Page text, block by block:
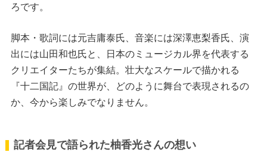
ろです。
脚本・歌詞には元吉庸泰氏、音楽には深澤恵梨香氏、演
出には山田和也氏と、日本のミュージカル界を代表する
クリエイターたちが集結。壮大なスケールで描かれる
『十二国記』の世界が、どのように舞台で表現されるの
か、今から楽しみでなりません。
記者会見で語られた柚香光さんの想い